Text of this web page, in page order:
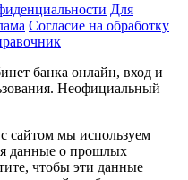
Для
Согласие на обработку
банка онлайн, вход и
Неофициальный
сайтом мы используем
данные о прошлых
чтобы эти данные